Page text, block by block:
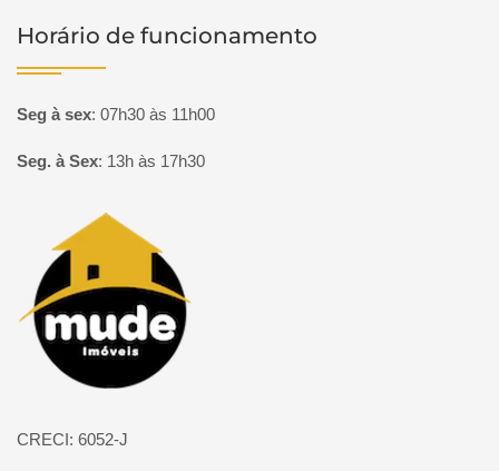
Horário de funcionamento
Seg à sex: 07h30 às 11h00
Seg. à Sex: 13h às 17h30
Página inicial
CRECI: 6052-J